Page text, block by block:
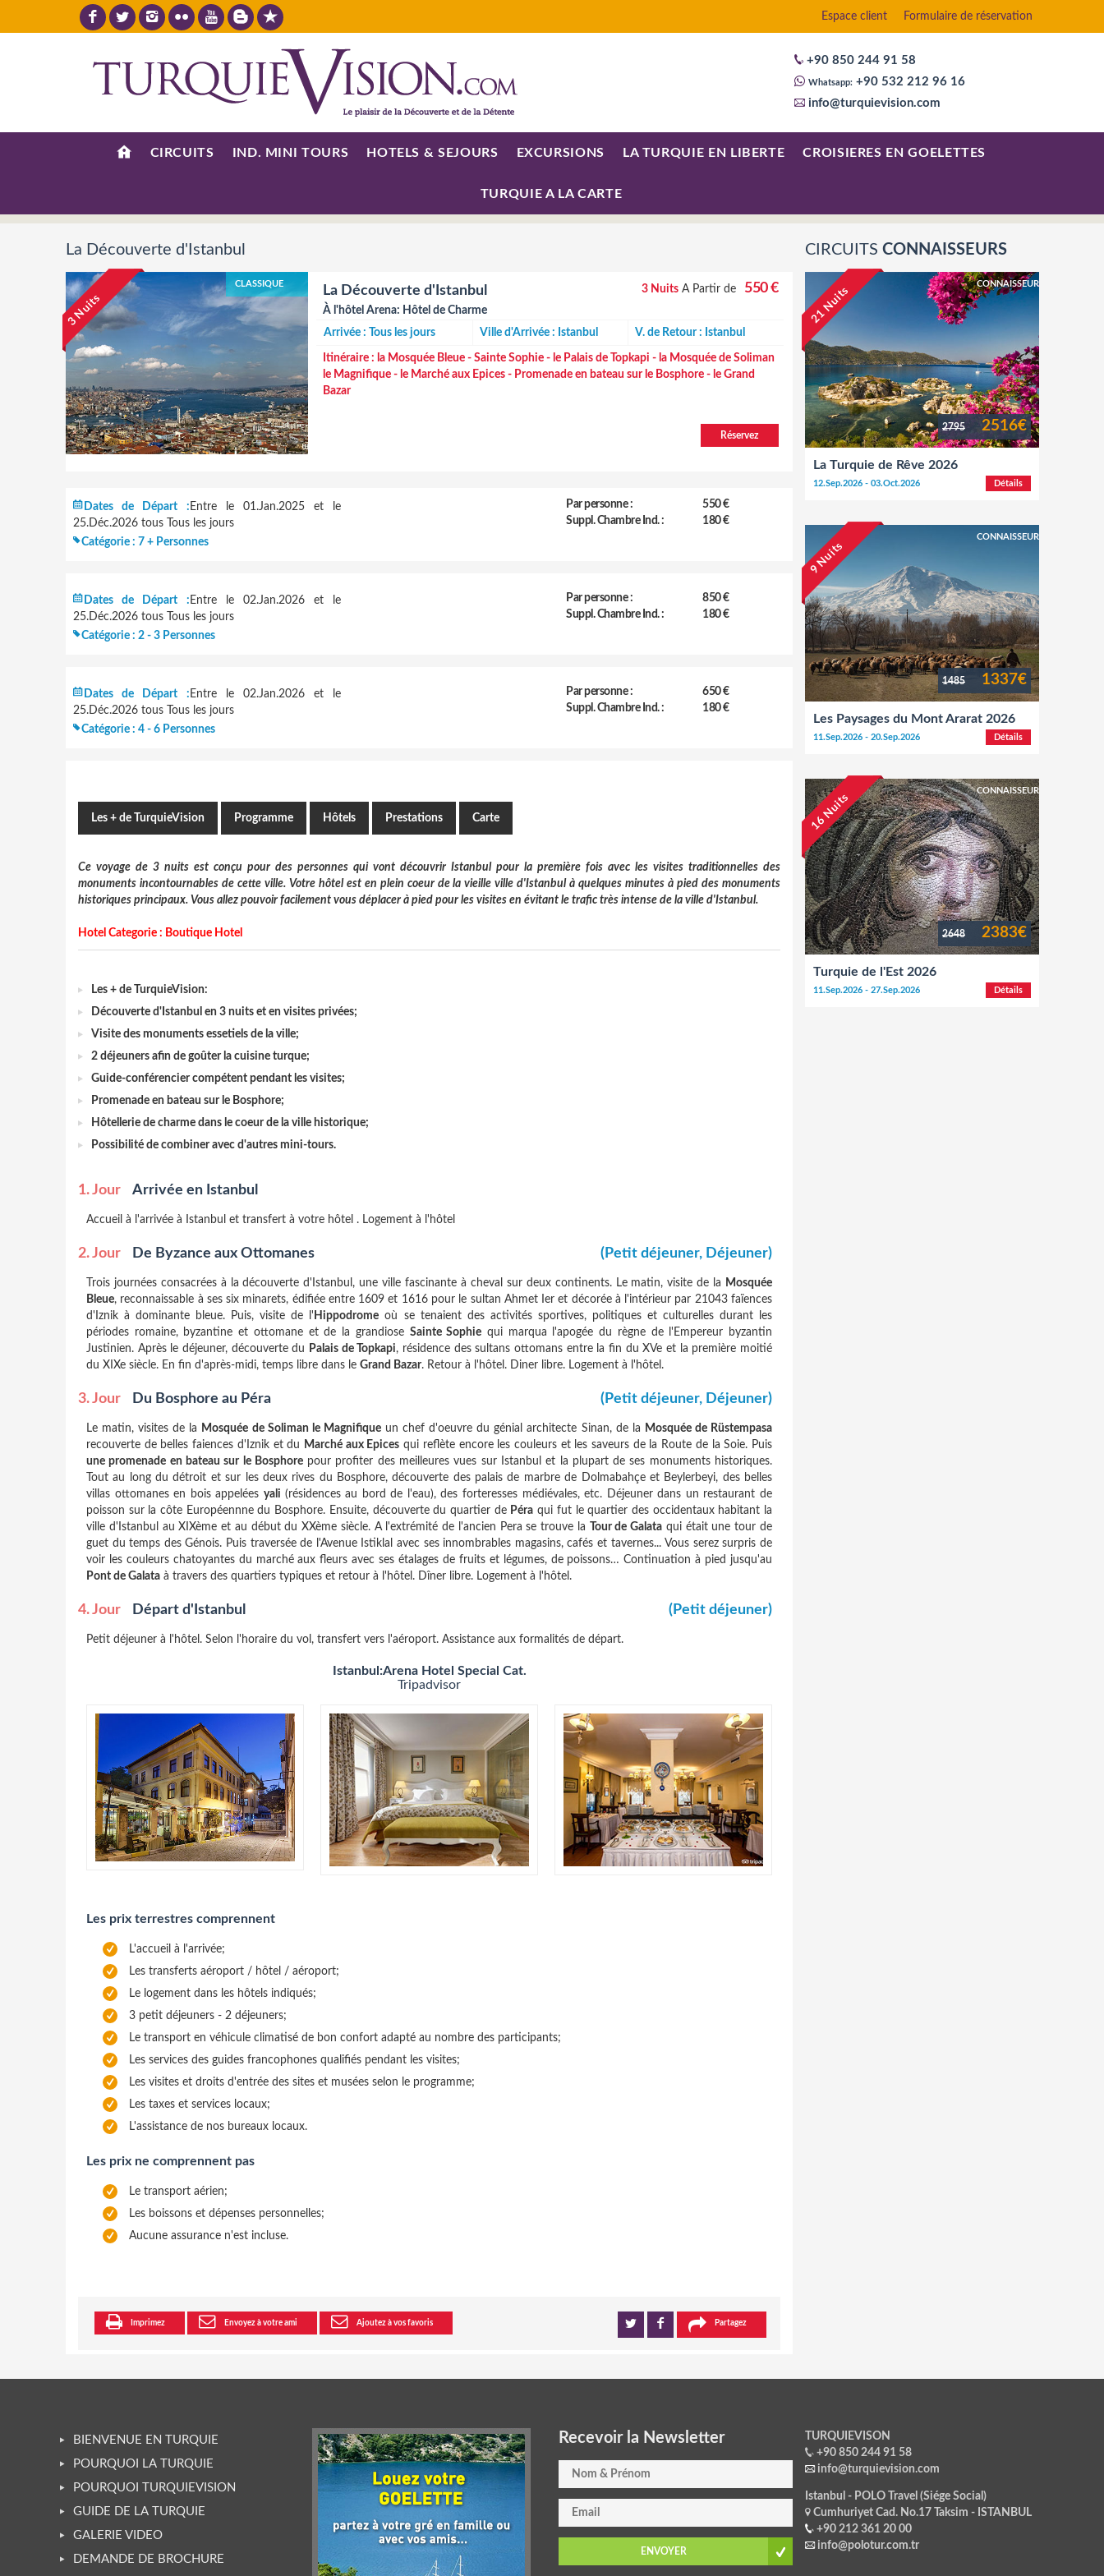
Espace client Formulaire de réservation
+90 850 244 91 58
Whatsapp: +90 532 212 96 16
info@turquievision.com
CIRCUITS IND. MINI TOURS HOTELS & SEJOURS EXCURSIONS LA TURQUIE EN LIBERTE CROISIERES EN GOELETTES
TURQUIE A LA CARTE
La Découverte d'Istanbul
CLASSIQUE
3 Nuits
La Découverte d'Istanbul 3 Nuits A Partir de 550 €
À l'hôtel Arena: Hôtel de Charme
Arrivée : Tous les jours
Ville d'Arrivée : Istanbul V. de Retour : Istanbul
Itinéraire : la Mosquée Bleue - Sainte Sophie - le Palais de Topkapi - la Mosquée de Soliman
le Magnifique - le Marché aux Epices - Promenade en bateau sur le Bosphore - le Grand
Bazar
Réservez
Dates de Départ : Entre le 01.Jan.2025 et le
25.Déc.2026 tous Tous les jours
Catégorie : 7 + Personnes
Par personne :
550 €
Suppl. Chambre Ind. :
180 €
Dates de Départ : Entre le 02.Jan.2026 et le
25.Déc.2026 tous Tous les jours
Catégorie : 2 - 3 Personnes
Par personne :
850 €
Suppl. Chambre Ind. :
180 €
Dates de Départ : Entre le 02.Jan.2026 et le
25.Déc.2026 tous Tous les jours
Catégorie : 4 - 6 Personnes
Par personne :
650 €
Suppl. Chambre Ind. :
180 €
Les + de TurquieVision Programme Hôtels Prestations Carte
Ce voyage de 3 nuits est conçu pour des personnes qui vont découvrir Istanbul pour la première fois avec les visites traditionnelles des
monuments incontournables de cette ville. Votre hôtel est en plein coeur de la vieille ville d'Istanbul à quelques minutes à pied des monuments
historiques principaux. Vous allez pouvoir facilement vous déplacer à pied pour les visites en évitant le trafic très intense de la ville d'Istanbul.
Hotel Categorie : Boutique Hotel
Les + de TurquieVision:
Découverte d'Istanbul en 3 nuits et en visites privées;
Visite des monuments essetiels de la ville;
2 déjeuners afin de goûter la cuisine turque;
Guide-conférencier compétent pendant les visites;
Promenade en bateau sur le Bosphore;
Hôtellerie de charme dans le coeur de la ville historique;
Possibilité de combiner avec d'autres mini-tours.
1. Jour Arrivée en Istanbul
Accueil à l'arrivée à Istanbul et transfert à votre hôtel . Logement à l'hôtel
2. Jour De Byzance aux Ottomanes (Petit déjeuner, Déjeuner)
Trois journées consacrées à la découverte d'Istanbul, une ville fascinante à cheval sur deux continents. Le matin, visite de la Mosquée
Bleue, reconnaissable à ses six minarets, édifiée entre 1609 et 1616 pour le sultan Ahmet Ier et décorée à l'intérieur par 21043 faïences
d'Iznik à dominante bleue. Puis, visite de l' Hippodrome où se tenaient des activités sportives, politiques et culturelles durant les
périodes romaine, byzantine et ottomane et de la grandiose Sainte Sophie qui marqua l'apogée du règne de l'Empereur byzantin
Justinien. Après le déjeuner, découverte du
Palais de Topkapi, résidence des sultans ottomans entre la fin du XVe et la première moitié
du XIXe siècle. En fin d'après-midi, temps libre dans le Grand Bazar. Retour à l'hôtel. Diner libre. Logement à l'hôtel.
3. Jour Du Bosphore au Péra (Petit déjeuner, Déjeuner)
Le matin, visites de la Mosquée de Soliman le Magnifiqueun chef d'oeuvre du génial architecte Sinan, de la Mosquée de Rüstempasa
recouverte de belles faiences d'Iznik et du Marché aux Epices qui reflète encore les couleurs et les saveurs de la Route de la Soie. Puis
une promenade en bateau sur le Bosphorepour profiter des meilleures vues sur Istanbul et la plupart de ses monuments historiques.
Tout au long du détroit et sur les deux rives du Bosphore, découverte des palais de marbre de Dolmabahçe et Beylerbeyi, des belles
villas ottomanes en bois appelées yali (résidences au bord de l'eau), des forteresses médiévales, etc. Déjeuner dans un restaurant de
poisson sur la côte Européennne du Bosphore. Ensuite, découverte du quartier de Péra qui fut le quartier des occidentaux habitant la
ville d'Istanbul au XIXème et au début du XXème siècle. A l'extrémité de l'ancien Pera se trouve la
Tour de Galata qui était une tour de
guet du temps des Génois. Puis traversée de l'Avenue Istiklal avec ses innombrables magasins, cafés et tavernes... Vous serez surpris de
voir les couleurs chatoyantes du marché aux fleurs avec ses étalages de fruits et légumes, de poissons… Continuation à pied jusqu'au
Pont de Galata à travers des quartiers typiques et retour à l'hôtel. Dîner libre. Logement à l'hôtel.
4. Jour Départ d'Istanbul (Petit déjeuner)
Petit déjeuner à l'hôtel. Selon l'horaire du vol, transfert vers l'aéroport. Assistance aux formalités de départ.
Istanbul:Arena Hotel Special Cat.
Tripadvisor
Les prix terrestres comprennent
L'accueil à l'arrivée;
Les transferts aéroport / hôtel / aéroport;
Le logement dans les hôtels indiqués;
3 petit déjeuners - 2 déjeuners;
Le transport en véhicule climatisé de bon confort adapté au nombre des participants;
Les services des guides francophones qualifiés pendant les visites;
Les visites et droits d'entrée des sites et musées selon le programme;
Les taxes et services locaux;
L'assistance de nos bureaux locaux.
Les prix ne comprennent pas
Le transport aérien;
Les boissons et dépenses personnelles;
Aucune assurance n'est incluse.
Imprimez Envoyez à votre ami Ajoutez à vos favoris Partagez
CIRCUITS CONNAISSEURS
21 Nuits
CONNAISSEUR
2795 2516€
La Turquie de Rêve 2026
12.Sep.2026 - 03.Oct.2026 Détails
9 Nuits
CONNAISSEUR
1485 1337€
Les Paysages du Mont Ararat 2026
11.Sep.2026 - 20.Sep.2026 Détails
16 Nuits
CONNAISSEUR
2648 2383€
Turquie de l'Est 2026
11.Sep.2026 - 27.Sep.2026 Détails
BIENVENUE EN TURQUIE
POURQUOI LA TURQUIE
POURQUOI TURQUIEVISION
GUIDE DE LA TURQUIE
GALERIE VIDEO
DEMANDE DE BROCHURE
Recevoir la Newsletter
ENVOYER
TURQUIEVISON
+90 850 244 91 58
info@turquievision.com
Istanbul - POLO Travel (Siége Social)
Cumhuriyet Cad. No.17 Taksim - ISTANBUL
+90 212 361 20 00
info@polotur.com.tr